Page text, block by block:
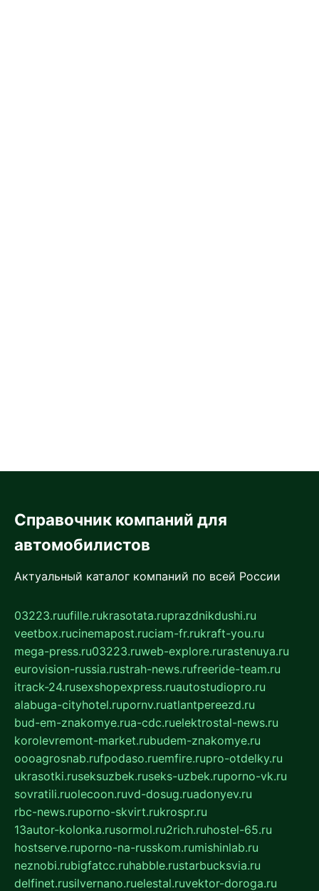
Справочник компаний для
автомобилистов
Актуальный каталог компаний по всей России
03223.ruufille.rukrasotata.ruprazdnikdushi.ru
veetbox.rucinemapost.ruciam-fr.rukraft-you.ru
mega-press.ru03223.ruweb-explore.rurastenuya.ru
eurovision-russia.rustrah-news.rufreeride-team.ru
itrack-24.rusexshopexpress.ruautostudiopro.ru
alabuga-cityhotel.rupornv.ruatlantpereezd.ru
bud-em-znakomye.rua-cdc.ruelektrostal-news.ru
korolevremont-market.rubudem-znakomye.ru
oooagrosnab.rufpodaso.ruemfire.rupro-otdelky.ru
ukrasotki.ruseksuzbek.ruseks-uzbek.ruporno-vk.ru
sovratili.ruolecoon.ruvd-dosug.ruadonyev.ru
rbc-news.ruporno-skvirt.rukrospr.ru
13autor-kolonka.rusormol.ru2rich.ruhostel-65.ru
hostserve.ruporno-na-russkom.rumishinlab.ru
neznobi.rubigfatcc.ruhabble.rustarbucksvia.ru
delfinet.rusilvernano.ruelestal.ruvektor-doroga.ru